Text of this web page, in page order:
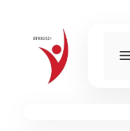
content